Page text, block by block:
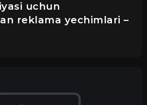
uchun
reklama yechimlari –